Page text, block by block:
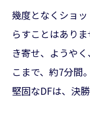
幾度となくショ
らすことはあり
き寄せ、ようや
こまで、約7分間
堅固なDFは、決